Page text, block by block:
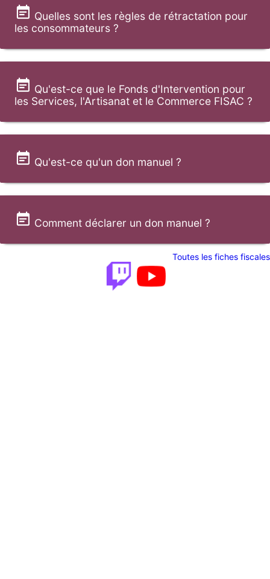
Quelles sont les règles de rétractation pour
les consommateurs ?
Qu'est-ce que le Fonds d'Intervention pour
les Services, l'Artisanat et le Commerce FISAC ?
Qu'est-ce qu'un don manuel ?
Comment déclarer un don manuel ?
Toutes les fiches fiscales